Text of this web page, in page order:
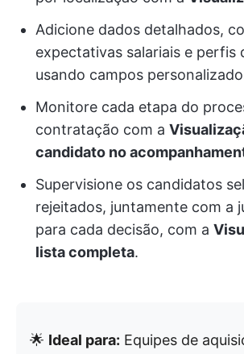
Adicione dados detalhados,
expectativas salariais e perfis
usando campos
Monitore cada etapa do
contratação com a
candidato no
Supervisione os candidatos
rejeitados, juntamente com a
para cada decisão, com a
lista completa.
🌟 Ideal para: Equipes de